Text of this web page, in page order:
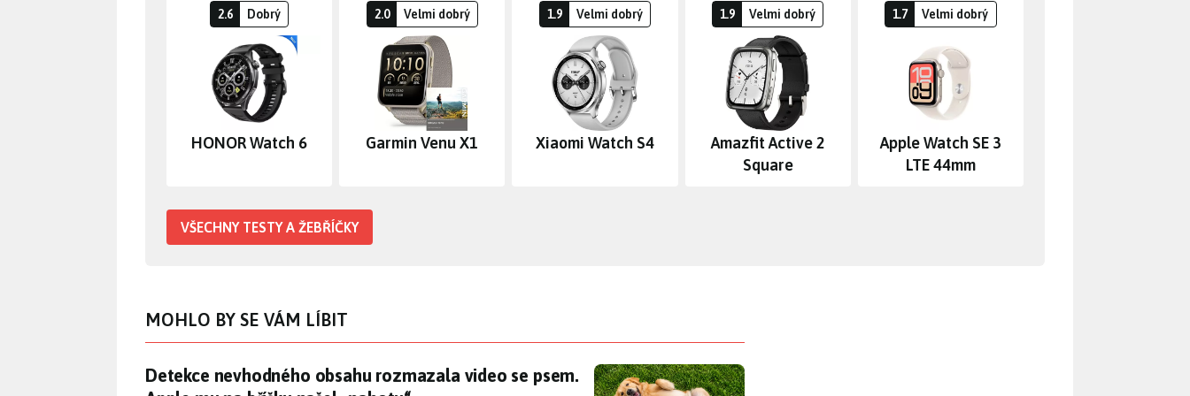
2.6 Dobrý
HONOR Watch 6
2.0 Velmi dobrý
Garmin Venu X1
1.9 Velmi dobrý
Xiaomi Watch S4
1.9 Velmi dobrý
Amazfit Active 2
Square
1.7 Velmi dobrý
Apple Watch SE 3
LTE 44mm
VŠECHNY TESTY A ŽEBŘÍČKY
MOHLO BY SE VÁM LÍBIT
Detekce nevhodného obsahu rozmazala video se psem. Apple mu na bříšku našel „nahotu“
Detekce nevhodného obsahu rozmazala video se psem.